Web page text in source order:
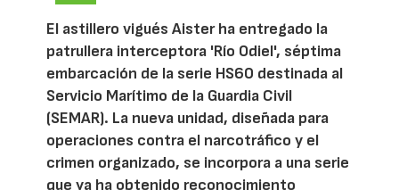
El astillero vigués Aister ha entregado la
patrullera interceptora 'Río Odiel', séptima
embarcación de la serie HS60 destinada al
Servicio Marítimo de la Guardia Civil
(SEMAR). La nueva unidad, diseñada para
operaciones contra el narcotráfico y el
crimen organizado, se incorpora a una serie
que ya ha obtenido reconocimiento